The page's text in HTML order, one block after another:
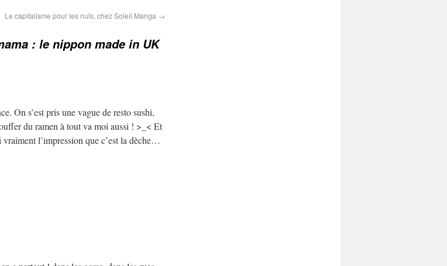
Le capitalisme pour les nuls, chez Soleil Manga →
: le nippon made in UK
On s’est pris une vague de resto sushi,
du ramen à tout va moi aussi ! >_< Et
l’impression que c’est la dèche…